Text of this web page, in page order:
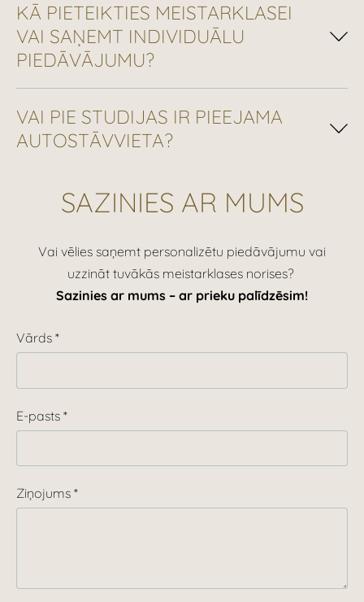
KĀ PIETEIKTIES MEISTARKLASEI
VAI SAŅEMT INDIVIDUĀLU
PIEDĀVĀJUMU?
VAI PIE STUDIJAS IR PIEEJAMA
AUTOSTĀVVIETA?
SAZINIES AR MUMS
Vai vēlies saņemt personalizētu piedāvājumu vai
uzzināt tuvākās meistarklases norises?
Sazinies ar mums – ar prieku palīdzēsim!
Vārds *
E-pasts *
Ziņojums *